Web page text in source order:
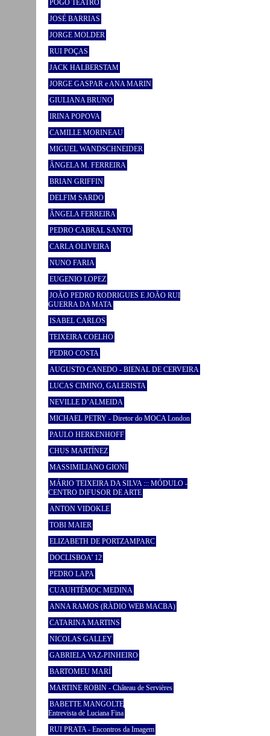
POGO TEATRO
JOSÉ BARRIAS
JORGE MOLDER
RUI POÇAS
JACK HALBERSTAM
JORGE GASPAR e ANA MARIN
GIULIANA BRUNO
IRINA POPOVA
CAMILLE MORINEAU
MIGUEL WANDSCHNEIDER
ÂNGELA M. FERREIRA
BRIAN GRIFFIN
DELFIM SARDO
ÂNGELA FERREIRA
PEDRO CABRAL SANTO
CARLA OLIVEIRA
NUNO FARIA
EUGENIO LOPEZ
JOÃO PEDRO RODRIGUES E JOÃO RUI
GUERRA DA MATA
ISABEL CARLOS
TEIXEIRA COELHO
PEDRO COSTA
AUGUSTO CANEDO - BIENAL DE CERVEIRA
LUCAS CIMINO, GALERISTA
NEVILLE D’ALMEIDA
MICHAEL PETRY - Diretor do MOCA London
PAULO HERKENHOFF
CHUS MARTÍNEZ
MASSIMILIANO GIONI
MÁRIO TEIXEIRA DA SILVA ::: MÓDULO -
CENTRO DIFUSOR DE ARTE
ANTON VIDOKLE
TOBI MAIER
ELIZABETH DE PORTZAMPARC
DOCLISBOA’ 12
PEDRO LAPA
CUAUHTÉMOC MEDINA
ANNA RAMOS (RÀDIO WEB MACBA)
CATARINA MARTINS
NICOLAS GALLEY
GABRIELA VAZ-PINHEIRO
BARTOMEU MARÍ
MARTINE ROBIN - Château de Servières
BABETTE MANGOLTE
Entrevista de Luciana Fina
RUI PRATA - Encontros da Imagem